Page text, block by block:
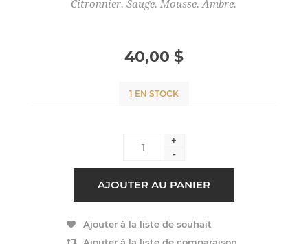
Citronnier. Sauge. Mousse. Ambre.
40,00 $
1 EN STOCK
+
-